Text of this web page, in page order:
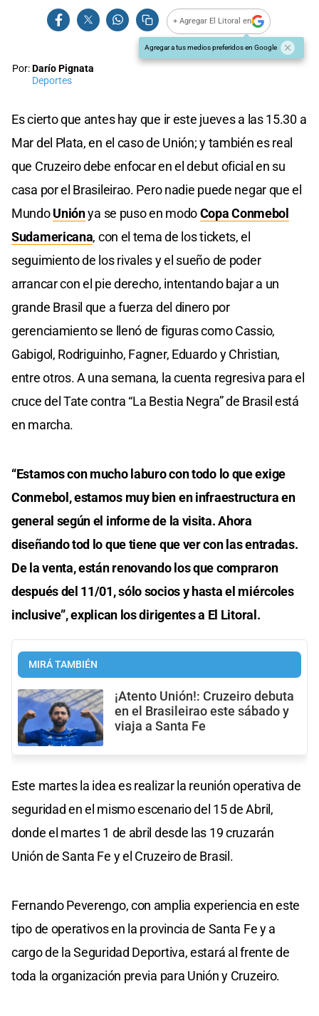
+ Agregar El Litoral en
Agregar a tus medios preferidos en Google
Por:Darío Pignata
Deportes
Es cierto que antes hay que ir este jueves a las 15.30 a
Mar del Plata, en el caso de Unión; y también es real
que Cruzeiro debe enfocar en el debut oficial en su
casa por el Brasileirao. Pero nadie puede negar que el
MundoUniónya se puso en modoCopa Conmebol
Sudamericana, con el tema de los tickets, el
seguimiento de los rivales y el sueño de poder
arrancar con el pie derecho, intentando bajar a un
grande Brasil que a fuerza del dinero por
gerenciamiento se llenó de figuras como Cassio,
Gabigol, Rodriguinho, Fagner, Eduardo y Christian,
entre otros. A una semana, la cuenta regresiva para el
cruce del Tate contra “La Bestia Negra” de Brasil está
en marcha.
“Estamos con mucho laburo con todo lo que exige
Conmebol, estamos muy bien en infraestructura en
general según el informe de la visita. Ahora
diseñando tod lo que tiene que ver con las entradas.
De la venta, están renovando los que compraron
después del 11/01, sólo socios y hasta el miércoles
inclusive”, explican los dirigentes a El Litoral.
MIRÁ TAMBIÉN
¡Atento Unión!: Cruzeiro debuta
en el Brasileirao este sábado y
viaja a Santa Fe
Este martes la idea es realizar la reunión operativa de
seguridad en el mismo escenario del 15 de Abril,
donde el martes 1 de abril desde las 19 cruzarán
Unión de Santa Fe y el Cruzeiro de Brasil.
Fernando Peverengo, con amplia experiencia en este
tipo de operativos en la provincia de Santa Fe y a
cargo de la Seguridad Deportiva, estará al frente de
toda la organización previa para Unión y Cruzeiro.